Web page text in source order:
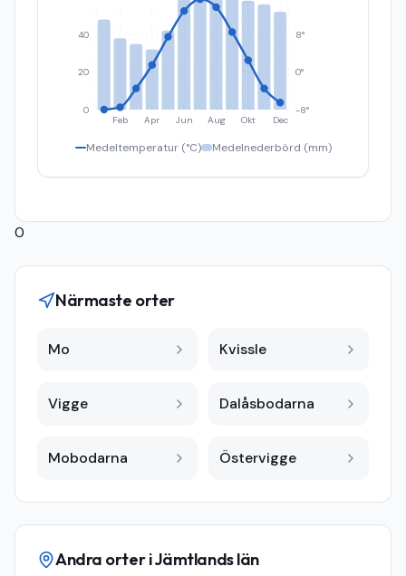
Feb Apr Jun Aug Okt Dec
0
20
40
-8°
0°
8°
Medeltemperatur (°C) Medelnederbörd (mm)
0
Närmaste orter
Mo Kvissle
Vigge Dalåsbodarna
Mobodarna Östervigge
Andra orter iJämtlands län